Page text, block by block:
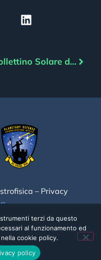
Bollettino Solare del 14/07/2025
– Privacy
terzi da questo
al funzionamento ed
cookie policy.
policy